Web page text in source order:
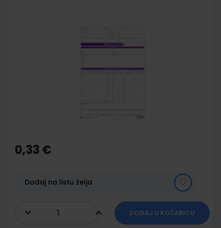
the
beginning
gallery
0,33 €
Dodaj na listu želja
DODAJ U KOŠARICU